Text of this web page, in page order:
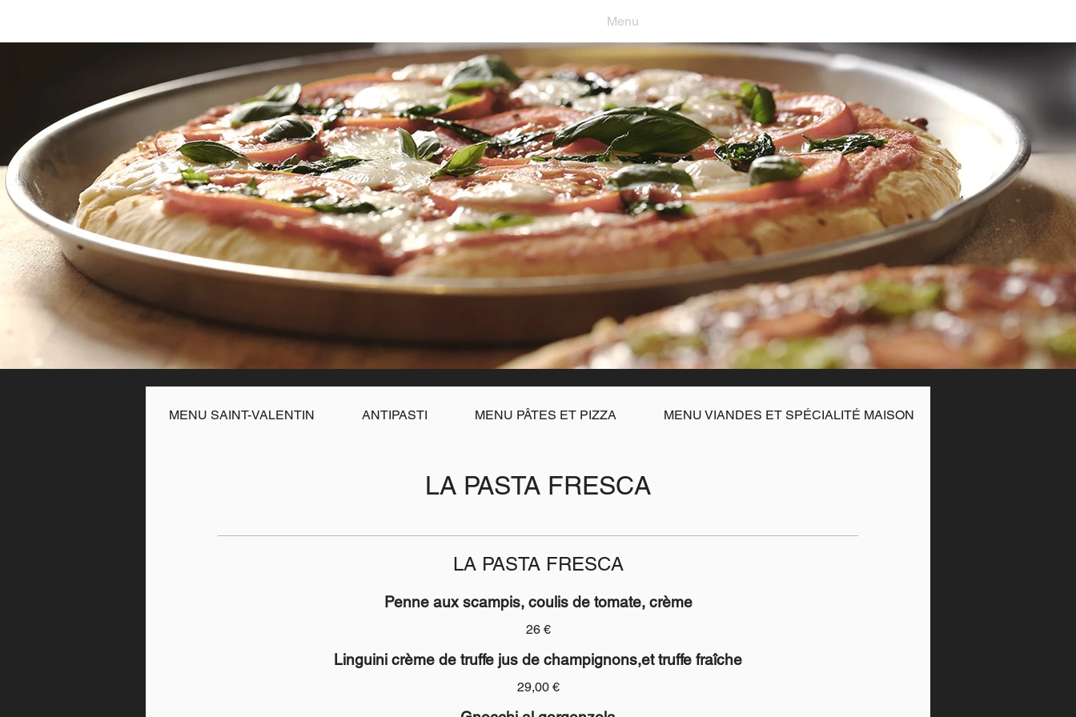
Menu
MENU SAINT-VALENTIN ANTIPASTI MENU PÂTES ET PIZZA MENU VIANDES ET SPÉCIALITÉ MAISON
LA PASTA FRESCA
LA PASTA FRESCA
Penne aux scampis, coulis de tomate, crème
26 €
Linguini crème de truffe jus de champignons,et truffe fraîche
29,00 €